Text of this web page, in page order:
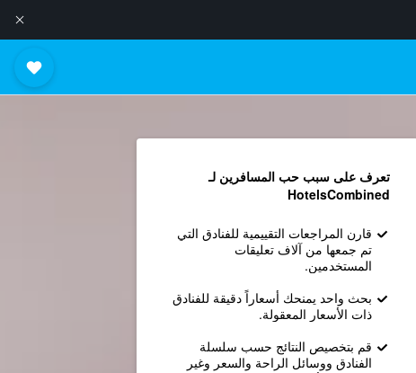
تعرف على سبب حب المسافرين لـ
HotelsCombined
قارن المراجعات التقييمية للفنادق التي
تم جمعها من آلاف تعليقات
المستخدمين.
بحث واحد يمنحك أسعاراً دقيقة للفنادق
ذات الأسعار المعقولة.
قم بتخصيص النتائج حسب سلسلة
الفنادق ووسائل الراحة والسعر وغير